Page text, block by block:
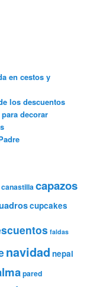
en cestos y
los descuentos
decorar
canastilla capazos
cupcakes
faldas
navidad nepal
pared